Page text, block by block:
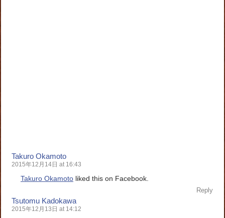
Takuro Okamoto
2015年12月14日 at 16:43
Takuro Okamoto liked this on Facebook.
Reply
Tsutomu Kadokawa
2015年12月13日 at 14:12